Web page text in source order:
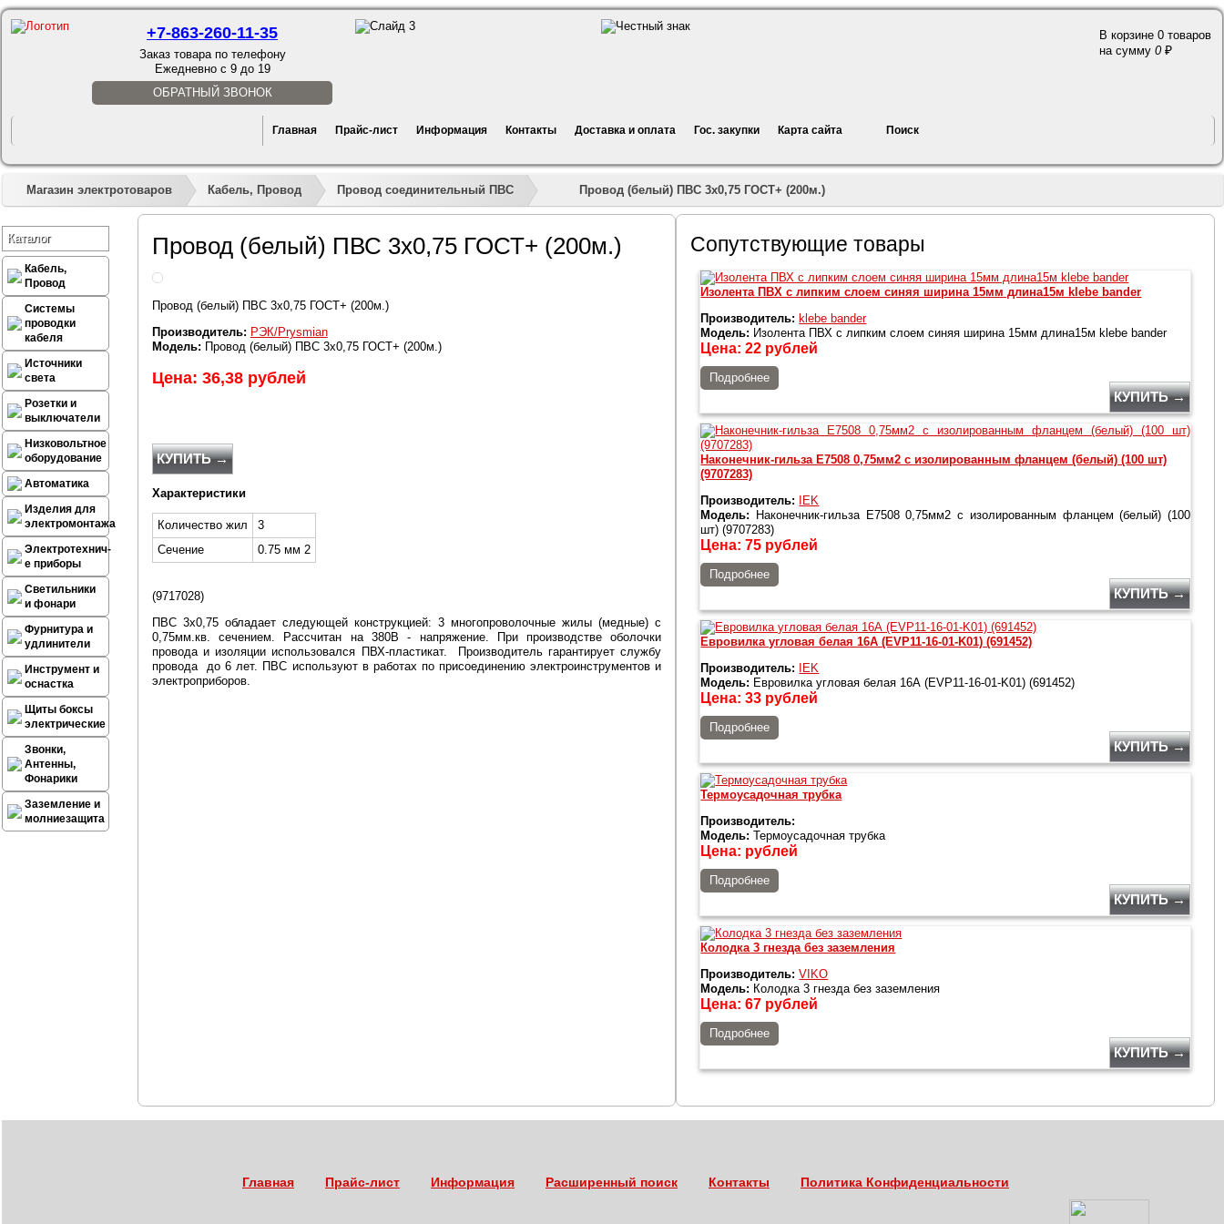
+7-863-260-11-35
Заказ товара по телефону
Ежедневно с 9 до 19
ОБРАТНЫЙ ЗВОНОК
В корзине 0 товаров
на сумму 0
Главная Прайс-лист Информация Контакты Доставка и оплата Гос. закупки Карта сайта Поиск
Магазин электротоваров »
Кабель, Провод »
Провод соединительный ПВС Провод (белый) ПВС 3х0,75 ГОСТ+ (200м.)
Каталог
Кабель,
Провод
Системы
проводки
кабеля
Источники
света
Розетки и
выключатели
Низковольтное
оборудование
Автоматика
Изделия для
электромонтажа
Электротехнич-
е приборы
Светильники
и фонари
Фурнитура и
удлинители
Инструмент и
оснастка
Щиты боксы
электрические
Звонки,
Антенны,
Фонарики
Заземление и
молниезащита
Провод (белый) ПВС 3х0,75 ГОСТ+ (200м.)
Провод (белый) ПВС 3х0,75 ГОСТ+ (200м.)
Производитель: РЭК/Prysmian
Модель: Провод (белый) ПВС 3х0,75 ГОСТ+ (200м.)
Цена: 36,38 рублей
КУПИТЬ →
Характеристики
Количество жил
3
Сечение
0.75 мм 2
(9717028)
ПВС 3х0,75 обладает следующей конструкцией: 3 многопроволочные жилы (медные) с
0,75мм.кв. сечением. Рассчитан на 380В - напряжение. При производстве оболочки
провода и изоляции использовался ПВХ-пластикат. Производитель гарантирует службу
провода до 6 лет. ПВС используют в работах по присоединению электроинструментов и
электроприборов.
Сопутствующие товары
Изолента ПВХ с липким слоем синяя ширина 15мм длина15м klebe bander
Производитель: klebe bander
Модель: Изолента ПВХ с липким слоем синяя ширина 15мм длина15м klebe bander
Цена:22 рублей
Подробнее
КУПИТЬ →
Наконечник-гильза Е7508 0,75мм2 с изолированным фланцем (белый) (100 шт)
(9707283)
Производитель:
IEK
Модель: Наконечник-гильза Е7508 0,75мм2 с изолированным фланцем (белый) (100
шт) (9707283)
Цена:75 рублей
Подробнее
КУПИТЬ →
Евровилка угловая белая 16А (EVP11-16-01-K01) (691452)
Производитель:
IEK
Модель: Евровилка угловая белая 16А (EVP11-16-01-K01) (691452)
Цена:33 рублей
Подробнее
КУПИТЬ →
Термоусадочная трубка
Производитель:
Модель: Термоусадочная трубка
Цена: рублей
Подробнее
КУПИТЬ →
Колодка 3 гнезда без заземления
Производитель: VIKO
Модель: Колодка 3 гнезда без заземления
Цена:67 рублей
Подробнее
КУПИТЬ →
Главная Прайс-лист Информация Расширенный поиск Контакты Политика Конфиденциальности